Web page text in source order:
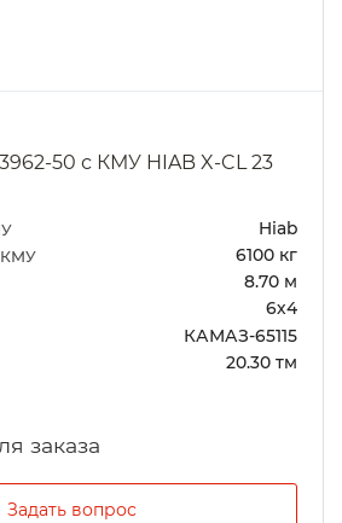
50 с КМУ HIAB X-CL 23
Hiab
КМУ 6100 кг
8.70 м
6х4
КАМАЗ-65115
20.30 тм
Задать вопрос